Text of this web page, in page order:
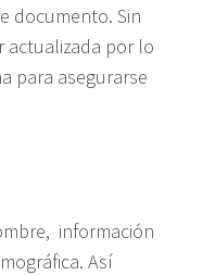
documento. Sin
actualizada por lo
para asegurarse
información
Así